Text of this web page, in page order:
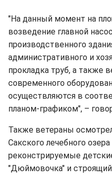
"На данный момент на
возведение главной
производственного
административного и
прокладка труб, а также
современного
осуществляются в
планом-графиком", –
Также ветераны
Сакского лечебного
реконстрируемые
"Дюймовочка" и